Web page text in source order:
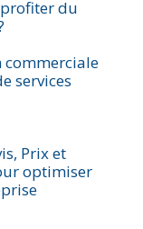
du
commerciale
services
Prix et
optimiser